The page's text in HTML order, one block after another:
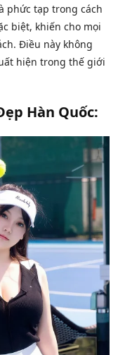
phức tạp trong cách
biệt, khiến cho mọi
Điều này không
hiện trong thế giới
Hàn Quốc: